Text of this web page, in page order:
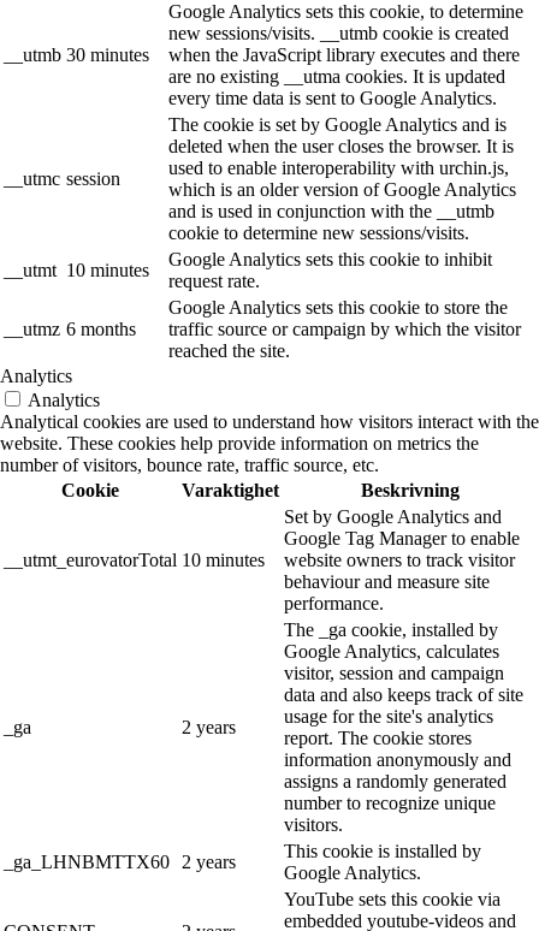
__utmb 30 minutes
Google Analytics sets this cookie, to determine
new sessions/visits. __utmb cookie is created
when the JavaScript library executes and there
are no existing __utma cookies. It is updated
every time data is sent to Google Analytics.
__utmc session
The cookie is set by Google Analytics and is
deleted when the user closes the browser. It is
used to enable interoperability with urchin.js,
which is an older version of Google Analytics
and is used in conjunction with the __utmb
cookie to determine new sessions/visits.
__utmt 10 minutes
Google Analytics sets this cookie to inhibit
request rate.
__utmz 6 months
Google Analytics sets this cookie to store the
traffic source or campaign by which the visitor
reached the site.
Analytics
Analytics
Analytical cookies are used to understand how visitors interact with the
website. These cookies help provide information on metrics the
number of visitors, bounce rate, traffic source, etc.
Cookie
Varaktighet Beskrivning
__utmt_eurovatorTotal 10 minutes
Set by Google Analytics and
Google Tag Manager to enable
website owners to track visitor
behaviour and measure site
performance.
_ga 2 years
The _ga cookie, installed by
Google Analytics, calculates
visitor, session and campaign
data and also keeps track of site
usage for the site's analytics
report. The cookie stores
information anonymously and
assigns a randomly generated
number to recognize unique
visitors.
_ga_LHNBMTTX60
2 years
This cookie is installed by
Google Analytics.
YouTube sets this cookie via
embedded youtube-videos and